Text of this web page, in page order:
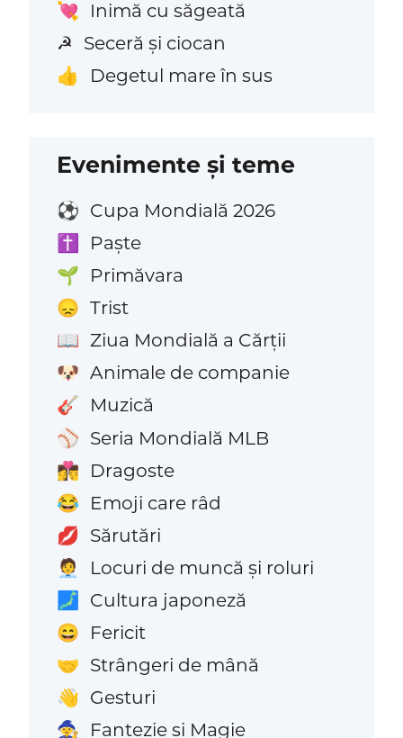
💘 Inimă cu săgeată
☭ Seceră și ciocan
👍 Degetul mare în sus
Evenimente și teme
⚽ Cupa Mondială 2026
✝️ Paște
🌱 Primăvara
😞 Trist
📖 Ziua Mondială a Cărții
🐶 Animale de companie
🎸 Muzică
⚾ Seria Mondială MLB
👩‍❤️‍💋‍👨 Dragoste
😂 Emoji care râd
💋 Sărutări
🧑‍💼 Locuri de muncă și roluri
🗾 Cultura japoneză
😄 Fericit
🤝 Strângeri de mână
👋 Gesturi
🧙 Fantezie și Magie